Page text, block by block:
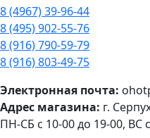
8 (4967) 39-96-44
8 (495) 902-55-76
8 (916) 790-59-79
8 (916) 803-49-75
ПН-СБ с 10-00 до 19-00, ВС
Электронная почта:
Адрес магазина: г.